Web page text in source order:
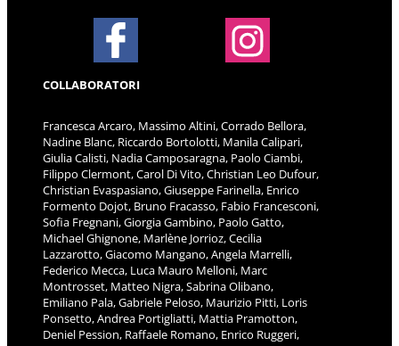
COLLABORATORI
Francesca Arcaro, Massimo Altini, Corrado Bellora,
Nadine Blanc, Riccardo Bortolotti, Manila Calipari,
Giulia Calisti, Nadia Camposaragna, Paolo Ciambi,
Filippo Clermont, Carol Di Vito, Christian Leo Dufour,
Christian Evaspasiano, Giuseppe Farinella, Enrico
Formento Dojot, Bruno Fracasso, Fabio Francesconi,
Sofia Fregnani, Giorgia Gambino, Paolo Gatto,
Michael Ghignone, Marlène Jorrioz, Cecilia
Lazzarotto, Giacomo Mangano, Angela Marrelli,
Federico Mecca, Luca Mauro Melloni, Marc
Montrosset, Matteo Nigra, Sabrina Olibano,
Emiliano Pala, Gabriele Peloso, Maurizio Pitti, Loris
Ponsetto, Andrea Portigliatti, Mattia Pramotton,
Deniel Pession, Raffaele Romano, Enrico Ruggeri,